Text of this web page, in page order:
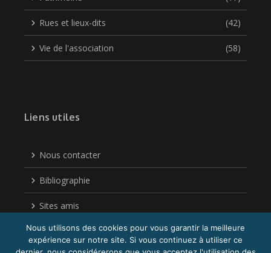
Rues et lieux-dits (42)
Vie de l'association (58)
Liens utiles
Nous contacter
Bibliographie
Sites amis
Politique de confidentialité
Nous utilisons des cookies pour vous garantir la meilleure
expérience sur notre site. Si vous continuez à utiliser ce